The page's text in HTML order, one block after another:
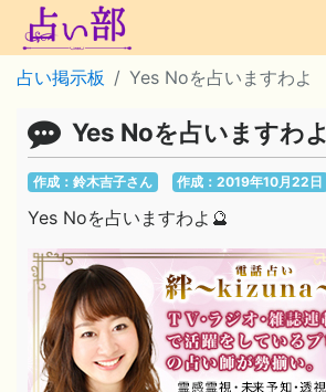
占い掲示板 Yes Noを占いますわよ
Yes Noを占いますわよ
作成：鈴木吉子さん 作成：2019年10月22日
Yes Noを占いますわよ🔮